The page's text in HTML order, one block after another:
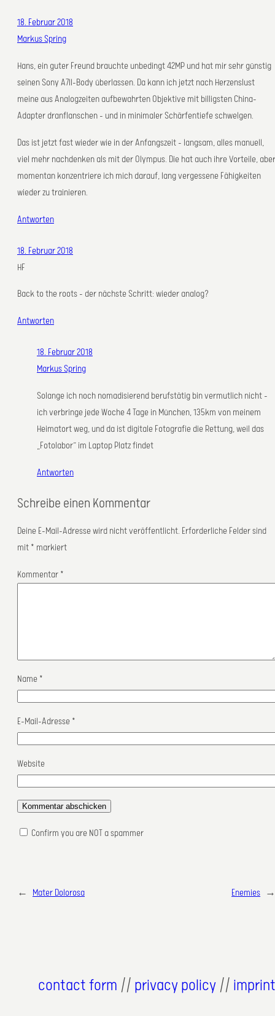
18. Februar 2018
Markus Spring
Hans, ein guter Freund brauchte unbedingt 42MP und hat mir sehr günstig
seinen Sony A7II-Body überlassen. Da kann ich jetzt nach Herzenslust
meine aus Analogzeiten aufbewahrten Objektive mit billigsten China-
Adapter dranflanschen – und in minimaler Schärfentiefe schwelgen.
Das ist jetzt fast wieder wie in der Anfangszeit – langsam, alles manuell,
viel mehr nachdenken als mit der Olympus. Die hat auch ihre Vorteile, aber
momentan konzentriere ich mich darauf, lang vergessene Fähigkeiten
wieder zu trainieren.
Antworten
18. Februar 2018
HF
Back to the roots – der nächste Schritt: wieder analog?
Antworten
18. Februar 2018
Markus Spring
Solange ich noch nomadisierend berufstätig bin vermutlich nicht –
ich verbringe jede Woche 4 Tage in München, 135km von meinem
Heimatort weg, und da ist digitale Fotografie die Rettung, weil das
„Fotolabor“ im Laptop Platz findet
Antworten
Schreibe einen Kommentar
Deine E-Mail-Adresse wird nicht veröffentlicht. Erforderliche Felder sind
mit * markiert
Kommentar *
Name *
E-Mail-Adresse *
Website
Confirm you are NOT a spammer
← Mater Dolorosa Enemies
contact form // privacy policy //